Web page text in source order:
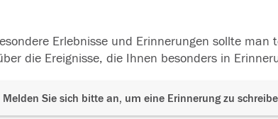
Erlebnisse und Erinnerungen sollte man
die Ereignisse, die Ihnen besonders in
Melden Sie sich bitte an, um eine Erinnerung zu